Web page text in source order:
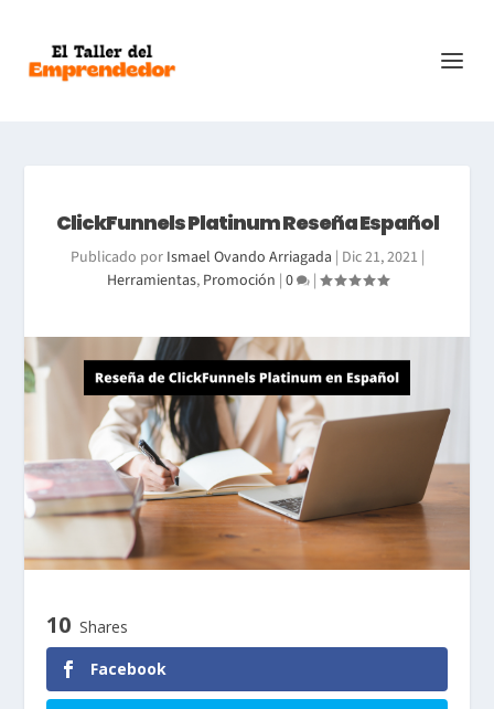
ClickFunnels Platinum Reseña Español
Publicado por Ismael Ovando Arriagada | Dic 21, 2021 |
Herramientas, Promoción | 0 |
10 Shares
Facebook